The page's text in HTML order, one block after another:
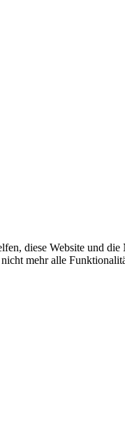
diese Website und
mehr alle